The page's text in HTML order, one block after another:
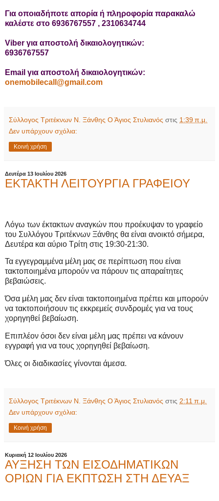
Για οποιαδήποτε απορία ή πληροφορία παρακαλώ
καλέστε στο 6936767557 , 2310634744
Viber για αποστολή δικαιολογητικών:
6936767557
Email για αποστολή δικαιολογητικών:
onemobilecall@gmail.com
Σύλλογος Τριτέκνων Ν. Ξάνθης Ο Άγιος Στυλιανός στις 1:39 π.μ.
Δεν υπάρχουν σχόλια:
Κοινή χρήση
Δευτέρα 13 Ιουλίου 2026
ΕΚΤΑΚΤΗ ΛΕΙΤΟΥΡΓΙΑ ΓΡΑΦΕΙΟΥ
Λόγω των έκτακτων αναγκών που προέκυψαν το γραφείο
του Συλλόγου Τριτέκνων Ξάνθης θα είναι ανοικτό σήμερα,
Δευτέρα και αύριο Τρίτη στις 19:30-21:30.
Τα εγγεγραμμένα μέλη μας σε περίπτωση που είναι
τακτοποιημένα μπορούν να πάρουν τις απαραίτητες
βεβαιώσεις.
Όσα μέλη μας δεν είναι τακτοποιημένα πρέπει και μπορούν
να τακτοποιήσουν τις εκκρεμείς συνδρομές για να τους
χορηγηθεί βεβαίωση.
Επιπλέον όσοι δεν είναι μέλη μας πρέπει να κάνουν
εγγραφή για να τους χορηγηθεί βεβαίωση.
Όλες οι διαδικασίες γίνονται άμεσα.
Σύλλογος Τριτέκνων Ν. Ξάνθης Ο Άγιος Στυλιανός στις 2:11 π.μ.
Δεν υπάρχουν σχόλια:
Κοινή χρήση
Κυριακή 12 Ιουλίου 2026
ΑΥΞΗΣΗ ΤΩΝ ΕΙΣΟΔΗΜΑΤΙΚΩΝ
ΟΡΙΩΝ ΓΙΑ ΕΚΠΤΩΣΗ ΣΤΗ ΔΕΥΑΞ